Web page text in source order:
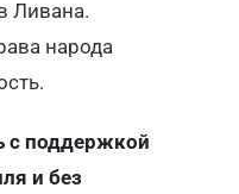
Ливана.
народа
с поддержкой
и без